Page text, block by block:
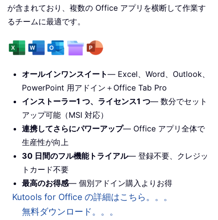
が含まれており、複数の Office アプリを横断して作業す
るチームに最適です。
オールインワンスイート— Excel、Word、Outlook、
PowerPoint 用アドイン＋Office Tab Pro
インストーラー1 つ、ライセンス1 つ— 数分でセット
アップ可能（MSI 対応）
連携してさらにパワーアップ— Office アプリ全体で
生産性が向上
30 日間のフル機能トライアル— 登録不要、クレジッ
トカード不要
最高のお得感— 個別アドイン購入よりお得
Kutools for Office の詳細はこちら。。。
無料ダウンロード。。。